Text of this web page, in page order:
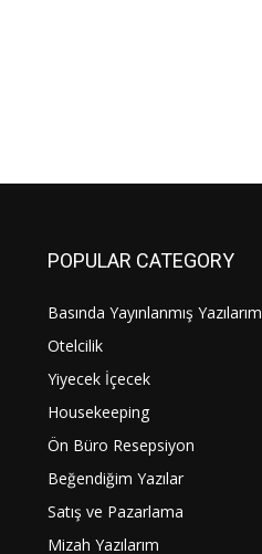
POPULAR CATEGORY
Basında Yayınlanmış Yazılarım
Otelcilik
Yiyecek İçecek
Housekeeping
Ön Büro Resepsiyon
Beğendiğim Yazılar
Satış ve Pazarlama
Mizah Yazılarım